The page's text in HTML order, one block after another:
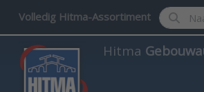
Volledig Hitma-Assortiment Enter a
Hitma